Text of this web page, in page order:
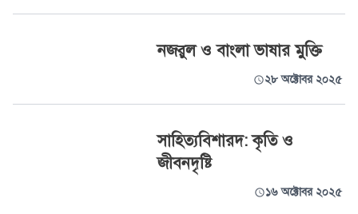
নজরুল ও বাংলা ভাষার মুক্তি
২৮ অক্টোবর ২০২৫
সাহিত্যবিশারদ: কৃতি ও
জীবনদৃষ্টি
১৬ অক্টোবর ২০২৫